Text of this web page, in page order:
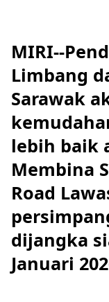
MIRI--
Limbang
Sarawak
lebih baik
Membina
Road
dijangka
Januari